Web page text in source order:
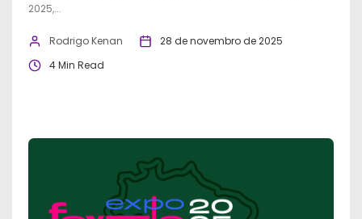
2025,...
Rodrigo Kenan
28 de novembro de 2025
4 Min Read